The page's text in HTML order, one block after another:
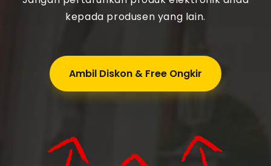
kepada produsen yang lain.
Ambil Diskon & Free Ongkir